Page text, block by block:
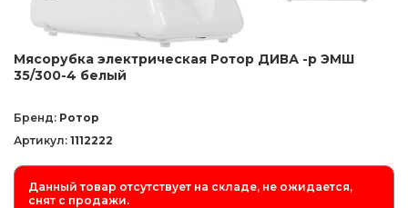
Мясорубка электрическая Ротор ДИВА -р ЭМШ
35/300-4 белый
Бренд: Ротор
Артикул: 1112222
Данный товар отсутствует на складе, не ожидается,
снят с продажи.